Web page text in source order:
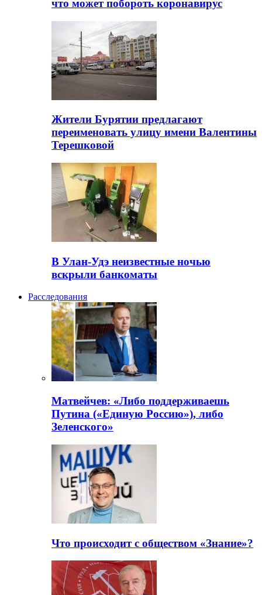
что может побороть коронавирус
Жители Бурятии предлагают
переименовать улицу имени Валентины
Терешковой
В Улан-Удэ неизвестные ночью
вскрыли банкоматы
Расследования
Матвейчев: «Либо поддерживаешь
Путина («Единую Россию»), либо
Зеленского»
Что происходит с обществом «Знание»?